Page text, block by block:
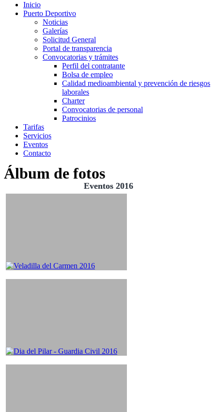
Inicio
Puerto Deportivo
Noticias
Galerías
Solicitud General
Portal de transparencia
Convocatorias y trámites
Perfil del contratante
Bolsa de empleo
Calidad medioambiental y prevención de riesgos
laborales
Charter
Convocatorias de personal
Patrocinios
Tarifas
Servicios
Eventos
Contacto
Álbum de fotos
Eventos 2016